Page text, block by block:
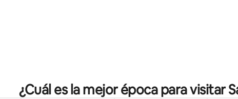
¿Cuál es la mejor época para visitar